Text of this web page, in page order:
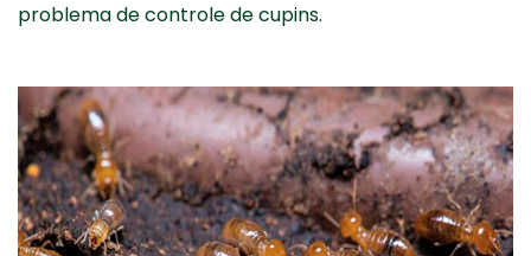
problema de controle de cupins.